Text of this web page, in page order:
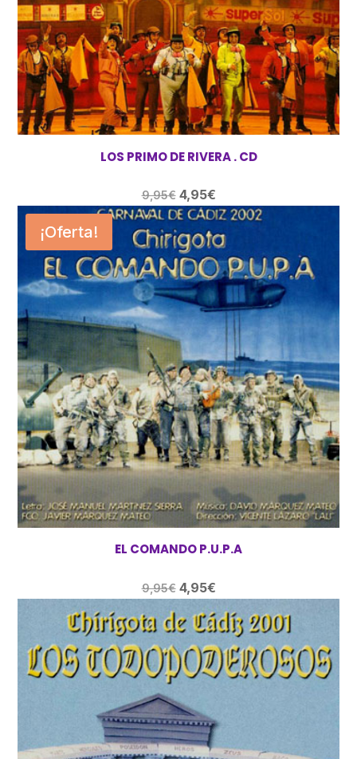
LOS PRIMO DE RIVERA . CD
9,95€ El
precio
original
era:
9,95€.
4,95€El
precio
actual
es:
4,95€.
¡Oferta!
EL COMANDO P.U.P.A
9,95€ El
precio
original
era:
9,95€.
4,95€El
precio
actual
es:
4,95€.